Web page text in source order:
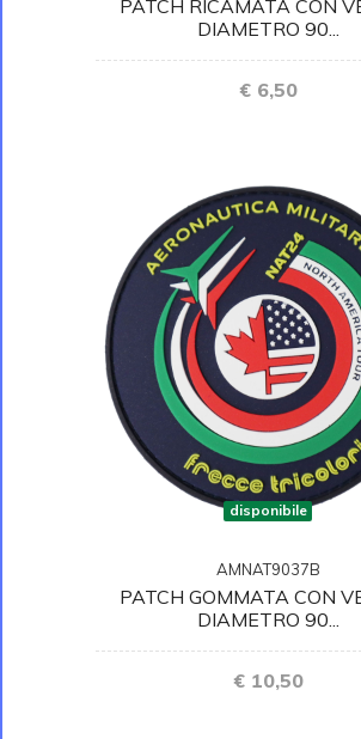
PATCH RICAMATA CON
DIAMETRO 90...
€ 6,50
disponibile
AMNAT9037B
PATCH GOMMATA CON
DIAMETRO 90...
€ 10,50